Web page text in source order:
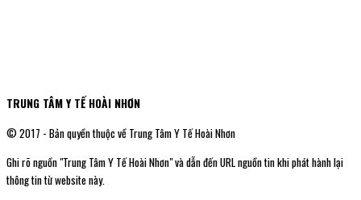
TRUNG TÂM Y TẾ HOÀI NHƠN
© 2017 - Bản quyền thuộc về Trung Tâm Y Tế Hoài Nhơn
Ghi rõ nguồn "Trung Tâm Y Tế Hoài Nhơn" và dẫn đến URL nguồn tin khi phát hành lại
thông tin từ website này.